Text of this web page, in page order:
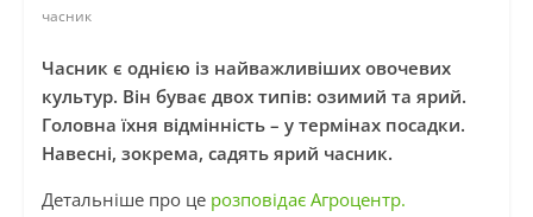
часник
Часник є однією із найважливіших овочевих
культур. Він буває двох типів: озимий та ярий.
Головна їхня відмінність – у термінах посадки.
Навесні, зокрема, садять ярий часник.
Детальніше про це розповідає Агроцентр.